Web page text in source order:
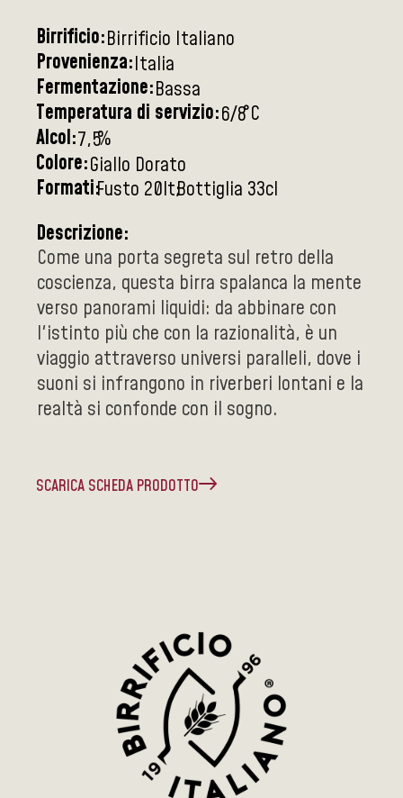
Birrificio:Birrificio Italiano
Provenienza:Italia
Fermentazione:Bassa
Temperatura di servizio:6/8°C
Alcol:7,5%
Colore:Giallo Dorato
Formati:Fusto 20ltBottiglia 33cl
Descrizione:
Come una porta segreta sul retro della
coscienza, questa birra spalanca la mente
verso panorami liquidi: da abbinare con
l'istinto più che con la razionalità, è un
viaggio attraverso universi paralleli, dove i
suoni si infrangono in riverberi lontani e la
realtà si confonde con il sogno.
SCARICA SCHEDA PRODOTTO